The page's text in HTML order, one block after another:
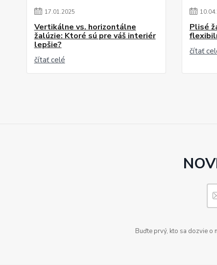
17.01.2025
Vertikálne vs. horizontálne
žalúzie: Ktoré sú pre váš interiér
lepšie?
čítať celé
10.04.
Plisé
čítať
Buďte prvý, kto sa dozvie o